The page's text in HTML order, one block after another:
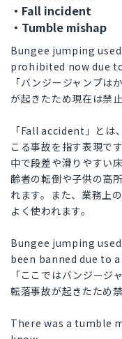
・Fall incident
・Tumble mishap
Bungee jumping
prohibited now due
「バンジージャンプは
が起きたため現在は禁
「Fall accident」とは
こる事故を指す表現で
中で段差や滑りやすい
齢者の転倒や子供の高
れます。また、業務上
よく使われます。
Bungee jumping
been banned due to
「ここではバンジージ
転落事故が起きたため
There was a tumble